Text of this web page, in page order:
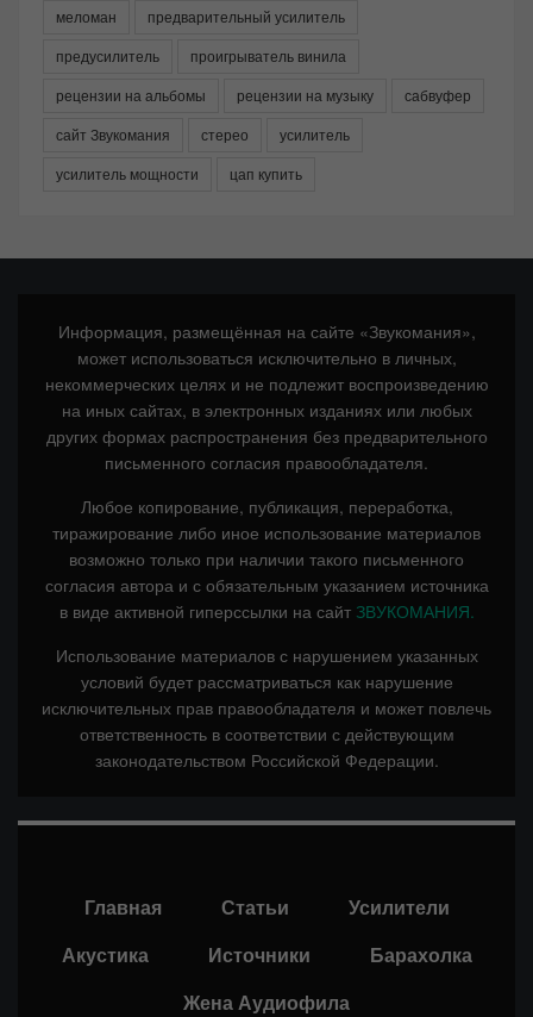
меломан
предварительный усилитель
предусилитель
проигрыватель винила
рецензии на альбомы
рецензии на музыку
сабвуфер
сайт Звукомания
стерео
усилитель
усилитель мощности
цап купить
Информация, размещённая на сайте «Звукомания»,
может использоваться исключительно в личных,
некоммерческих целях и не подлежит воспроизведению
на иных сайтах, в электронных изданиях или любых
других формах распространения без предварительного
письменного согласия правообладателя.
Любое копирование, публикация, переработка,
тиражирование либо иное использование материалов
возможно только при наличии такого письменного
согласия автора и с обязательным указанием источника
в виде активной гиперссылки на сайт ЗВУКОМАНИЯ.
Использование материалов с нарушением указанных
условий будет рассматриваться как нарушение
исключительных прав правообладателя и может повлечь
ответственность в соответствии с действующим
законодательством Российской Федерации.
Главная Статьи
Усилители
Акустика
Источники
Барахолка
Жена Аудиофила